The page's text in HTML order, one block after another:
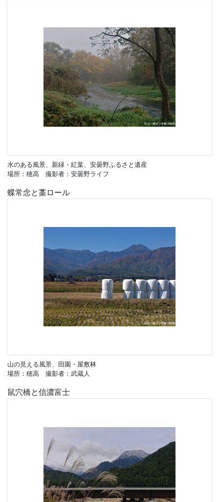
水のある風景、新緑・紅葉、安曇野ふるさと遺産
場所：穂高 撮影者：安曇野ライフ
蝶常念と藁ロール
山の見える風景、田園・屋敷林
場所：穂高 撮影者：武蔵人
鼠穴橋と信濃富士